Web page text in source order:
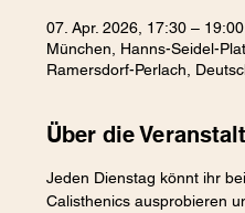
07. Apr. 2026, 17:30 – 19:00
München, Hanns-Seidel-
Ramersdorf-Perlach,
Über die
Jeden Dienstag könnt ihr
Calisthenics ausprobieren